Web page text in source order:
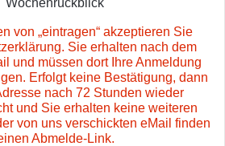
von „eintragen“ akzeptieren Sie
Sie erhalten nach dem
und müssen dort Ihre Anmeldung
Erfolgt keine Bestätigung, dann
nach 72 Stunden wieder
und Sie erhalten keine weiteren
von uns verschickten eMail finden
Abmelde-Link.